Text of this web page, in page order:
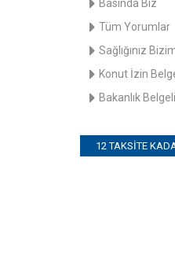
Basında Biz
Tüm Yorumlar
Sağlığınız
Konut İzin
Bakanlık
12 TAKSITE